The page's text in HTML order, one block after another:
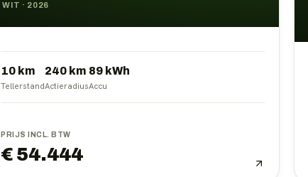
WIT · 2026
10 km
Tellerstand
240 km
Actieradius
89 kWh
Accu
PRIJS INCL. BTW
€ 54.444